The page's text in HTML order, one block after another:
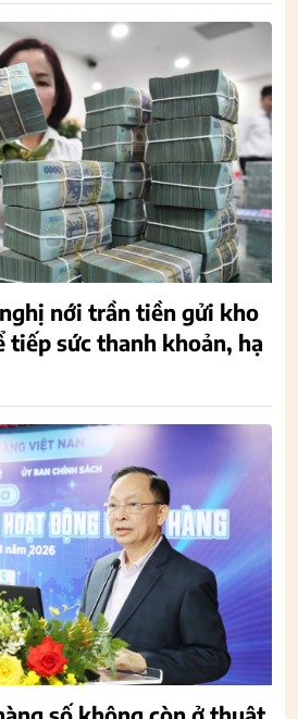
nới trần tiền gửi kho
tiếp sức thanh khoản, hạ